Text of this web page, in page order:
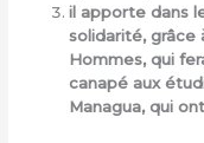
il apporte dans
solidarité, grâce
Hommes, qui
canapé aux
Managua, qui